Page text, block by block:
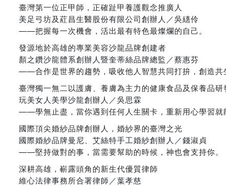
臺灣第一位正甲師，正確趾甲養護觀念推廣人
美足弓坊及葒昌生醫股份有限公司創辦人／吳繐伶
——把握每一次機會，活出最有特色最燦爛的自己。
發源地於高雄的專業美容沙龍品牌創建者
顏之鑽沙龍體系創辦人暨奎蒂絲品牌總監／蔡惠芬
——合作是世界的趨勢，吸收他人智慧共同打拚，創造共
臺灣獨一無二以護膚、養膚為主力的健康食品及保養品研
玩美女人美學沙龍創辦人／吳思霖
——學無止盡，當你遇到任何人生關卡，重新用心學習就
國際頂尖婚紗品牌創辦人，婚紗界的臺灣之光
國際婚紗品牌曼尼、艾絲特手工婚紗創辦人／錢淑貞
——堅持做對的事，當需要幫助的時候，神也會支持你。
深耕高雄，嶄露頭角的新生代優質律師
維心法律事務所合署律師／葉孝慈